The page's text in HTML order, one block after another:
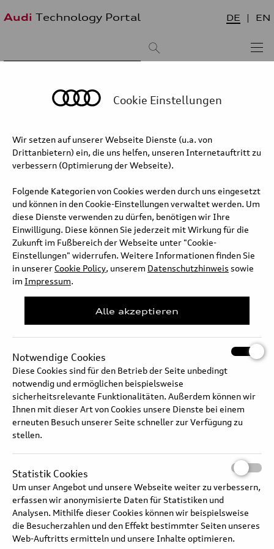
Audi Technology Portal DE EN
älteste zuerst
Audi Q3 Sportback e-hybrid 200kW –
Thermomanagement
Thermomanagements im Audi Q3 e-hybrid.
Langtext
Audi Q3 Sportback e-hybrid 200kW – Thermomanagement
Audi Q3 SUV e-hybrid 200 kW: Kraftstoffverbrauch (gewichtet kombiniert): 2,2–1,7 l/100
km; Stromverbrauch (gewichtet kombiniert): 15,0–13,9 kWh/100 km; CO₂-Emissionen
(gewichtet kombiniert): 49–39 g/km; CO₂-Klasse (gewichtet kombiniert): B;
Kraftstoffverbrauch bei entladener Batterie (kombiniert): 6,6–6,0 l/100 km; CO₂-Klasse bei
entladener Batterie: E
Cookie Einstellungen
Wir setzen auf unserer Webseite Dienste (u.a. von
Drittanbietern) ein, die uns helfen, unseren Internetauftritt zu
verbessern (Optimierung der Webseite).
Folgende Kategorien von Cookies werden durch uns eingesetzt
und können in den Cookie-Einstellungen verwaltet werden. Um
diese Dienste verwenden zu dürfen, benötigen wir Ihre
Einwilligung. Diese können Sie jederzeit mit Wirkung für die
Zukunft im Fußbereich der Webseite unter "Cookie-
Einstellungen" widerrufen. Weitere Informationen finden Sie
in unserer Cookie Policy, unserem Datenschutzhinweis sowie
im Impressum.
Alle akzeptieren
Notwendige Cookies
Diese Cookies sind für den Betrieb der Seite unbedingt
notwendig und ermöglichen beispielsweise
sicherheitsrelevante Funktionalitäten. Außerdem können wir
Ihnen mit dieser Art von Cookies unsere Dienste bei einem
erneuten Besuch unserer Seite schneller zur Verfügung zu
stellen.
Statistik Cookies
Um unser Angebot und unsere Webseite weiter zu verbessern,
erfassen wir anonymisierte Daten für Statistiken und
Analysen. Mithilfe dieser Cookies können wir beispielsweise
die Besucherzahlen und den Effekt bestimmter Seiten unseres
Web-Auftritts ermitteln und unsere Inhalte optimieren.